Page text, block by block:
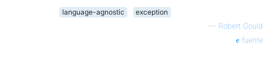
language-agnostic
exception
— Robert Gould
fuente